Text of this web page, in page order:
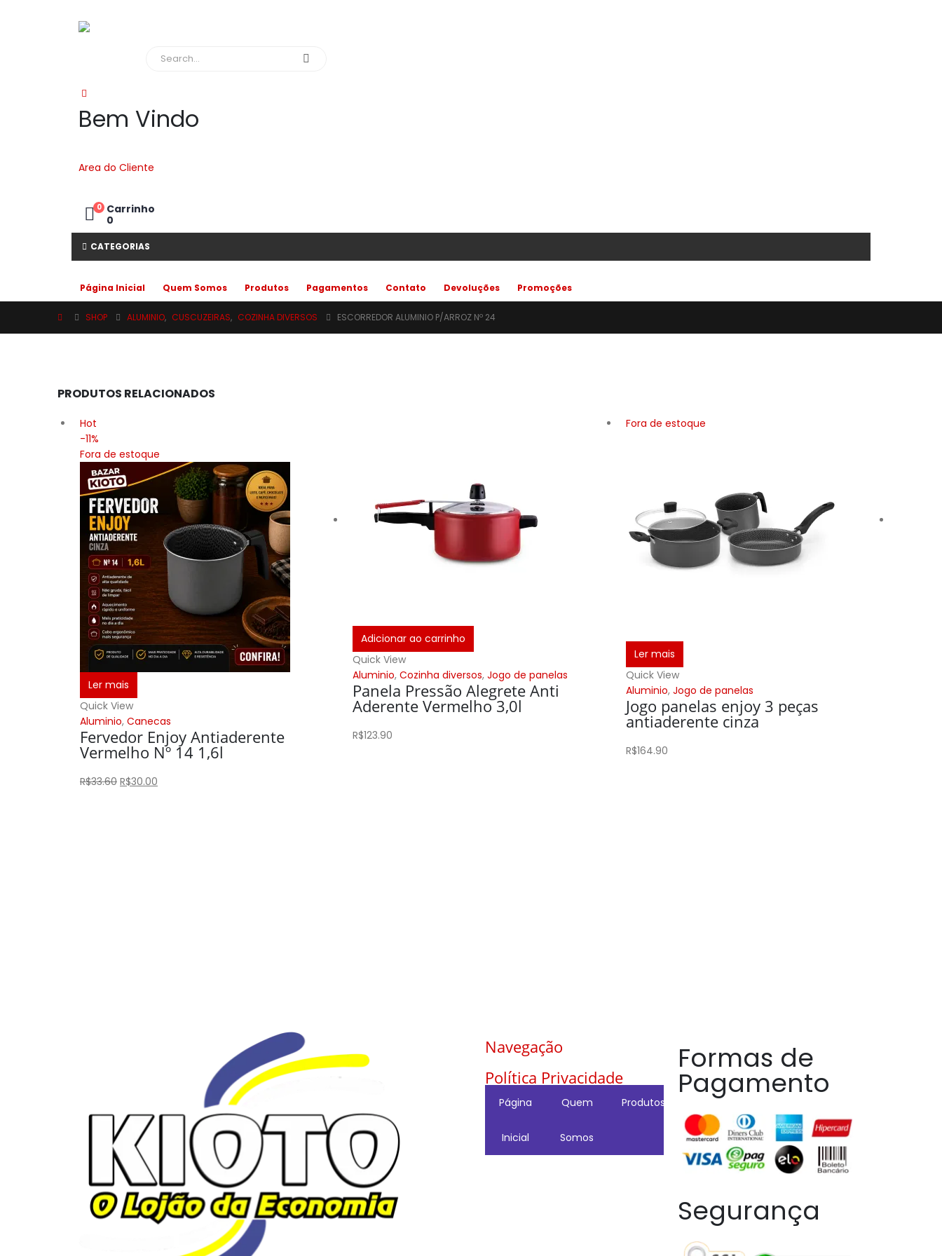
Bem Vindo
Area do Cliente
0 Carrinho
0
CATEGORIAS
Página Inicial Quem Somos Produtos Pagamentos Contato Devoluções Promoções
SHOP ALUMINIO, CUSCUZEIRAS, COZINHA DIVERSOS ESCORREDOR ALUMINIO P/ARROZ Nº 24
PRODUTOS RELACIONADOS
Hot
-11%
Fora de estoque
Ler mais
Quick View
Aluminio, Canecas
Fervedor Enjoy Antiaderente
Vermelho Nº 14 1,6l
R$33.60 R$30.00
Adicionar ao carrinho
Quick View
Aluminio,Cozinha diversos,Jogo de panelas
Panela Pressão Alegrete Anti
Aderente Vermelho 3,0l
R$123.90
Fora de estoque
Ler mais
Quick View
Aluminio, Jogo de panelas
Jogo panelas enjoy 3 peças
antiaderente cinza
R$164.90
Navegação
Política Privacidade
Página
Inicial
Quem
Somos
Produtos Pagamentos
Formas de
Pagamento
Segurança